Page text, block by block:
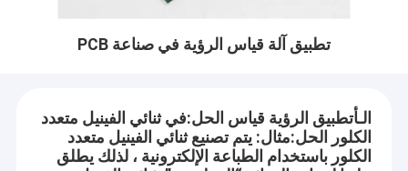
تطبيق آلة قياس الرؤية في صناعة PCB
الـأتطبيق الرؤية قياس الحل:في ثنائي الفينيل متعدد
الكلور
الحل:مثال: يتم تصنيع ثنائي الفينيل متعدد
الكلور باستخدام الطباعة الإلكترونية ، لذلك يطلق